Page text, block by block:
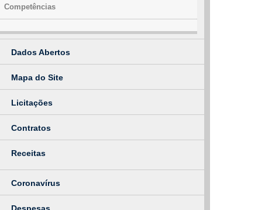
Competências
Dados Abertos
Mapa do Site
Licitações
Contratos
Receitas
Coronavírus